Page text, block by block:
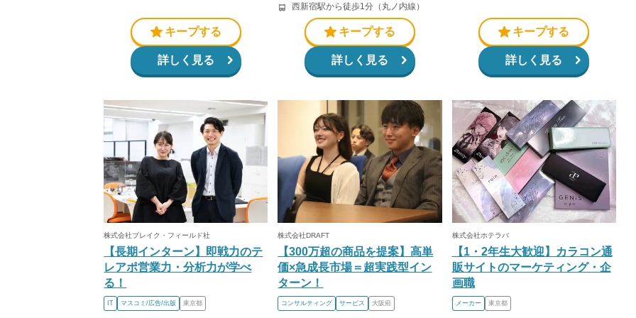
キープする
詳しく見る
西新宿駅から徒歩1分（丸ノ内線）
キープする
詳しく見る
キープする
詳しく見る
株式会社ブレイク・フィールド社
【長期インターン】即戦力のテ
レアポ営業力・分析力が学べ
る！
IT マスコミ/広告/出版 東京都
株式会社DRAFT
【300万超の商品を提案】高単
価×急成長市場＝超実践型イン
ターン！
コンサルティング サービス 大阪府
株式会社ホテラバ
【1・2年生大歓迎】カラコン通
販サイトのマーケティング・企
画職
メーカー 東京都